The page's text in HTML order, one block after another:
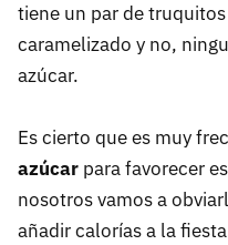
tiene un par de
caramelizado y no,
azúcar.
Es cierto que es muy
azúcar para favorecer
nosotros vamos a
añadir calorías a la